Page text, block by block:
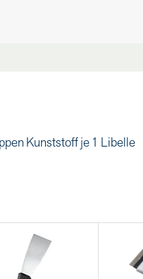
Kunststoff je 1 Libelle